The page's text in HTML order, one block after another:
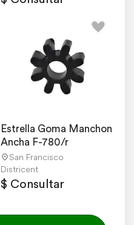
Estrella Goma Manchon
Ancha F-780/r
San Francisco
Districent
$ Consultar